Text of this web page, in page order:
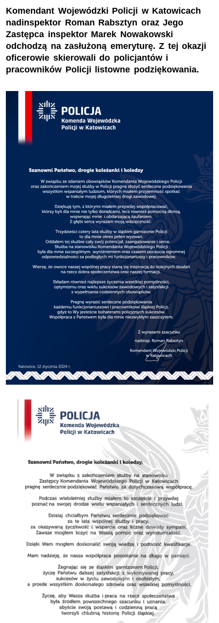
Komendant Wojewódzki Policji w Katowicach
nadinspektor Roman Rabsztyn oraz Jego
Zastępca inspektor Marek Nowakowski
odchodzą na zasłużoną emeryturę. Z tej okazji
oficerowie skierowali do policjantów i
pracowników Policji listowne podziękowania.